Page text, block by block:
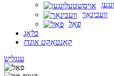
וועבינאַר
פאַל
בלאָג
קאָנטאַקט אונדז
ענגליש